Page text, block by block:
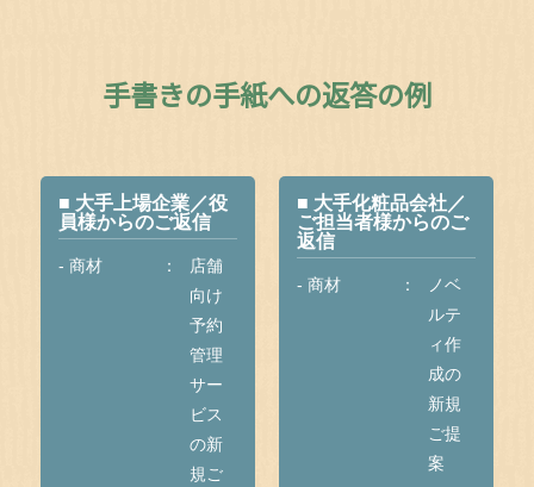
手書きの手紙への返答の例
■ 大手上場企業／役
員様からのご返信
- 商材
店舗
向け
予約
管理
サー
ビス
の新
規ご
■ 大手化粧品会社／
ご担当者様からのご
返信
- 商材
ノベ
ルテ
ィ作
成の
新規
ご提
案